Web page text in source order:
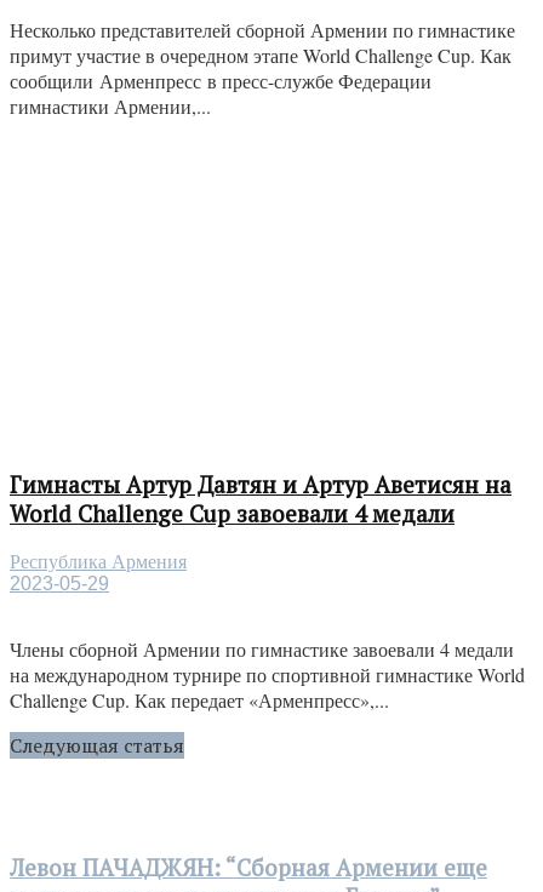
Несколько представителей сборной Армении по гимнастике
примут участие в очередном этапе World Challenge Cup. Как
сообщили Арменпресс в пресс-службе Федерации
гимнастики Армении,...
Гимнасты Артур Давтян и Артур Аветисян на
World Challenge Cup завоевали 4 медали
Республика Армения
2023-05-29
Члены сборной Армении по гимнастике завоевали 4 медали
на международном турнире по спортивной гимнастике World
Challenge Cup. Как передает «Арменпресс»,...
Следующая статья
Левон ПАЧАДЖЯН: “Сборная Армении еще